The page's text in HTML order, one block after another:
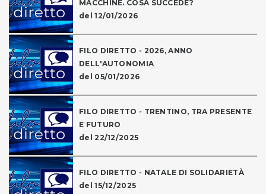
MACCHINE. COSA SUCCEDE?
del 12/01/2026
FILO DIRETTO - 2026, ANNO
DELL'AUTONOMIA
del 05/01/2026
FILO DIRETTO - TRENTINO, TRA PRESENTE
E FUTURO
del 22/12/2025
FILO DIRETTO - NATALE DI SOLIDARIETÀ
del 15/12/2025